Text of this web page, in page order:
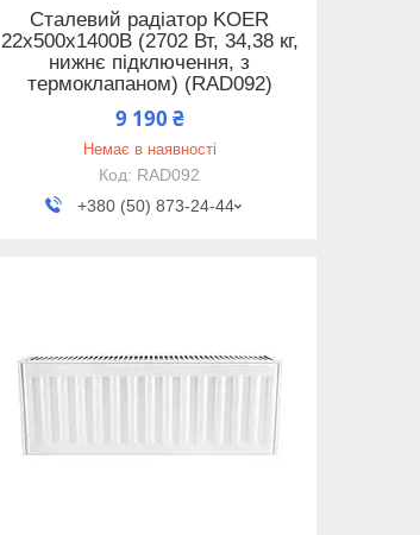
Сталевий радіатор KOER
22x500x1400B (2702 Вт, 34,38 кг,
нижнє підключення, з
термоклапаном) (RAD092)
9 190 ₴
Немає в наявності
RAD092
+380 (50) 873-24-44